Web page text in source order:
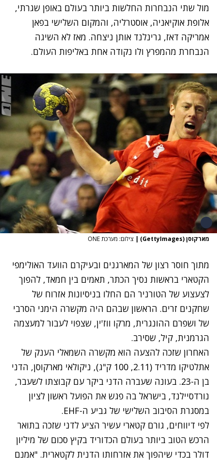
מול שתי הנבחרות החלשות ביותר בעולם באופן שגרתי,
אלופת אוקיאניה, אוסטרליה, והמקום השלישי בפאן
אמריקה דאז, גרינלנד אותן ניצחה. מאז לא השיגה
הנבחרת מהמפרץ ולו נקודה אחת באליפות העולם.
מארקוסן (GettyImages) | צילום: מערכת ONE
מתוך חוסר רצון של המארגנים ובעיקרם הוועד האולימפי
הקטארי בראשות נסיך הכתר, תאמים בין חמאד, להפוך
לצעצוע של הטורניר הם החלו בניסיונות אזרוח של
שחקנים זרים. הראשון שבהם היה מקשרה הימני הסרבי
של ושפרם ההונגרית, מרקו ווז'ין, שצפוי לעבור למעצמה
הגרמנית, קיל, שסירב.
האחרון שזכה להצעה הוא מקשרה השמאלי הענק של
אתלטיקו מדריד (2.11, 100 ק"ג), ניקולאי מארקוסן, הדני
בן ה-23. בעונה שעברה הדני ביקר עם קבוצתו לשעבר,
נורדסיילנד, בישראל בה פגש את הפועל ראשון לציון
במסגרת הסיבוב השלישי של גביע ה-EHF.
לפי דיווחים, גורם קטארי עשיר הציע לדני שזכה בתואר
הרכש הטוב ביותר בעולם הכדוריד בקיץ סכום של מיליון
דולר בכדי שיהפוך את אזרחותו הדנית לקטארית. "אמנם